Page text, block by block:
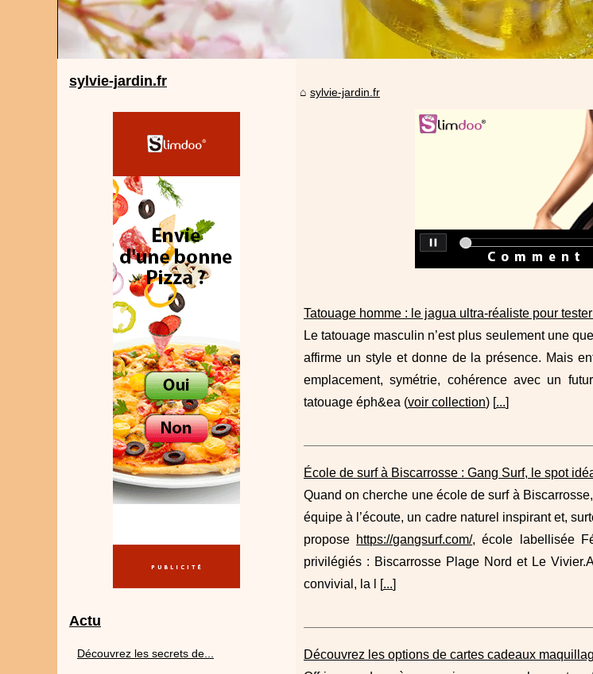
sylvie-jardin.fr
Tatouage homme : le jagua ultra‑réaliste pour
Le tatouage masculin n’est plus seulement une
affirme un style et donne de la présence. Mais
emplacement, symétrie, cohérence avec un
tatouage éph&ea (voir collection) [...]
École de surf à Biscarrosse : Gang Surf, le spot
Quand on cherche une école de surf à
équipe à l’écoute, un cadre naturel inspirant et,
propose https://gangsurf.com/, école labellisée
privilégiés : Biscarrosse Plage Nord et Le
convivial, la l [...]
Découvrez les options de cartes cadeaux
sylvie-jardin.fr
Actu
Découvrez les secrets de...